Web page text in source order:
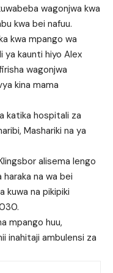
wagonjwa kwa
kwa bei nafuu.
kwa mpango wa
ya kaunti hiyo Alex
wagonjwa
kina mama
katika hospitali za
Mashariki na ya
alisema lengo
haraka na wa bei
kuwa na pikipiki
mpango huu,
inahitaji ambulensi za